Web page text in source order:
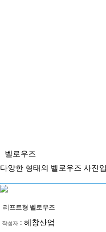
벨로우즈
다양한 형태의 벨로우즈 사진
리프트형 벨로우즈
작성자: 혜창산업